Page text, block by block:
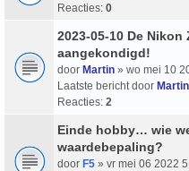
Reacties: 0
2023-05-10 De
aangekondigd!
door Martin » wo mei 10
Laatste bericht door Martin
Reacties: 2
Einde hobby… wie
waardebepaling?
door F5 » vr mei 06 2022